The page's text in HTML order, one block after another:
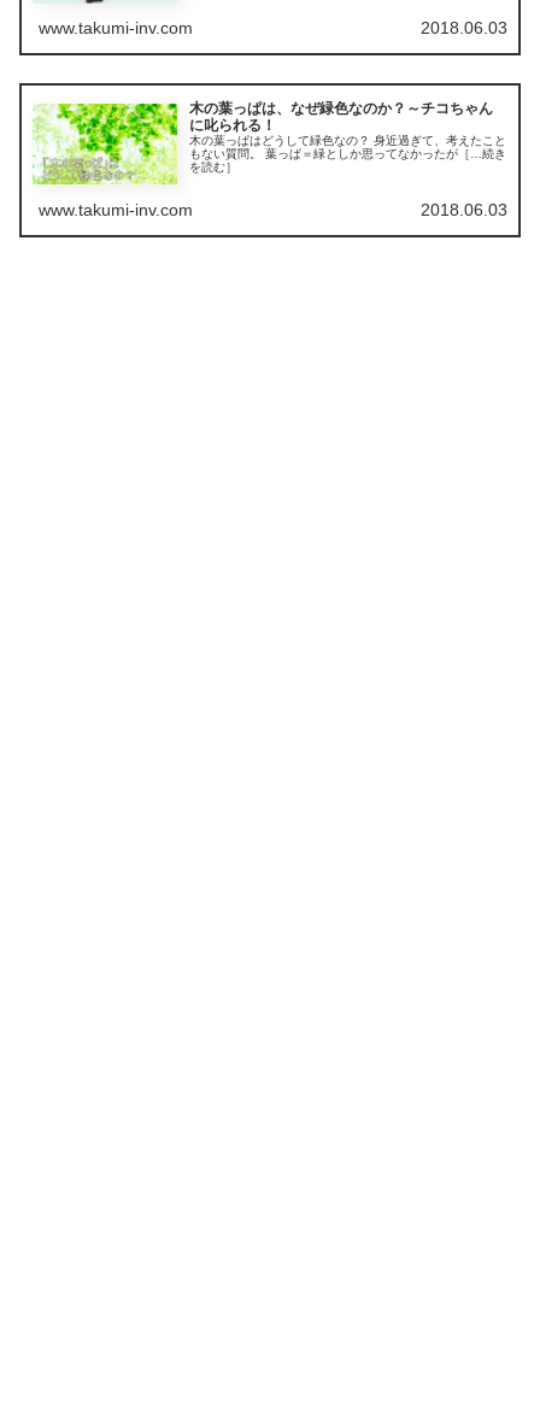
www.takumi-inv.com 2018.06.03
木の葉っぱは、なぜ緑色なのか？～チコちゃん
に叱られる！
木の葉っぱはどうして緑色なの？ 身近過ぎて、考えたこと
もない質問。 葉っぱ＝緑としか思ってなかったが［…続き
を読む］
www.takumi-inv.com 2018.06.03